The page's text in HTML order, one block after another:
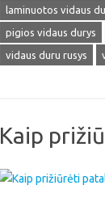
laminuotos vidaus
pigios vidaus durys
vidaus duru rusys
Kaip